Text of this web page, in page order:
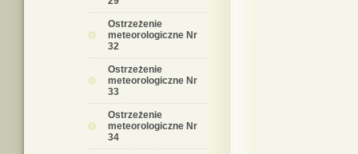
Ostrzeżenie
meteorologiczne Nr
32
Ostrzeżenie
meteorologiczne Nr
33
Ostrzeżenie
meteorologiczne Nr
34